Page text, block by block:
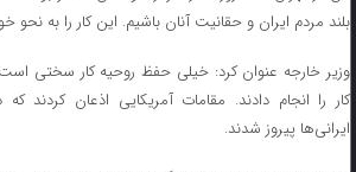
بلند مردم ایران و حقانیت آنان باشیم. این کار را به نحو
وزیر خارجه عنوان کرد: خیلی حفظ روحیه کار سختی
کار را انجام دادند. مقامات آمریکایی اذعان کردند
ایرانی‌ها پیروز شدند.